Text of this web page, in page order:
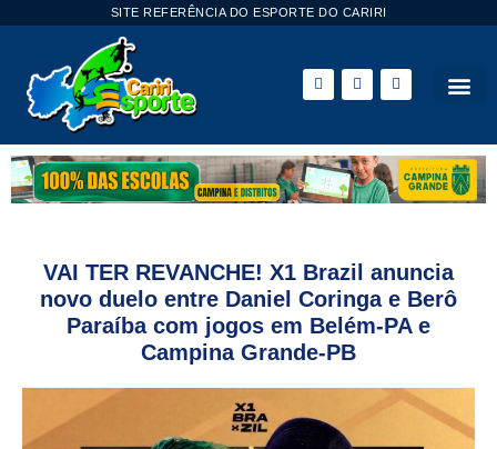
SITE REFERÊNCIA DO ESPORTE DO CARIRI
VAI TER REVANCHE! X1 Brazil anuncia
novo duelo entre Daniel Coringa e Berô
Paraíba com jogos em Belém-PA e
Campina Grande-PB